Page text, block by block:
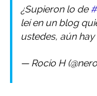
¿Supieron lo de
leí en un blog
ustedes, aún
— Rocío H